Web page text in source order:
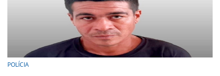
POLÍCIA